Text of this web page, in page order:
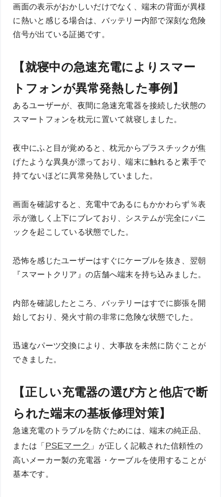
画面の表示がおかしいだけでなく、端末の背面が異様
に熱いと感じる場合は、バッテリー内部で深刻な危険
信号が出ている証拠です。
【就寝中の急速充電によりスマー
トフォンが異常発熱した事例】
あるユーザーが、夜間に急速充電器を接続した状態の
スマートフォンを枕元に置いて就寝しました。
夜中にふと目が覚めると、枕元からプラスチックが焦
げたような異臭が漂っており、端末に触れると素手で
持てないほどに異常発熱していました。
画面を確認すると、充電中であるにもかかわらず％表
示が激しく上下にブレており、システムが完全にパニ
ックを起こしている状態でした。
恐怖を感じたユーザーはすぐにケーブルを抜き、翌朝
『スマートクリア』の店舗へ端末を持ち込みました。
内部を確認したところ、バッテリーはすでに膨張を開
始しており、発火寸前の非常に危険な状態でした。
迅速なパーツ交換により、大事故を未然に防ぐことが
できました。
【正しい充電器の選び方と他店で断
られた端末の基板修理対策】
急速充電のトラブルを防ぐためには、端末の純正品、
または「 PSEマーク 」が正しく記載された信頼性の
高いメーカー製の充電器・ケーブルを使用することが
基本です。